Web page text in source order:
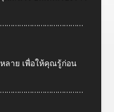
ลาย เพื่อให้คุณรู้ก่อน